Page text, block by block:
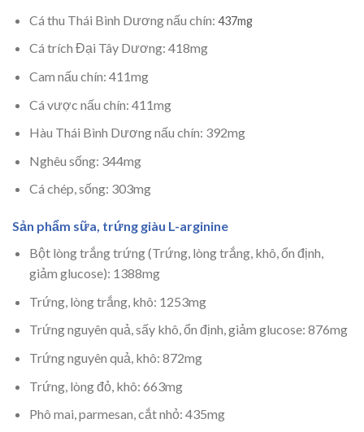
Cá thu Thái Bình Dương nấu chín: 437mg
Cá trích Đại Tây Dương: 418mg
Cam nấu chín: 411mg
Cá vược nấu chín: 411mg
Hàu Thái Bình Dương nấu chín: 392mg
Nghêu sống: 344mg
Cá chép, sống: 303mg
Sản phẩm sữa, trứng giàu L-arginine
Bột lòng trắng trứng (Trứng, lòng trắng, khô, ổn định,
giảm glucose): 1388mg
Trứng, lòng trắng, khô: 1253mg
Trứng nguyên quả, sấy khô, ổn định, giảm glucose: 876mg
Trứng nguyên quả, khô: 872mg
Trứng, lòng đỏ, khô: 663mg
Phô mai, parmesan, cắt nhỏ: 435mg